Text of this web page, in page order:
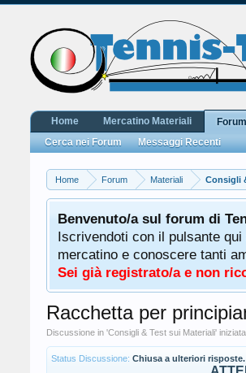
Home Forum Materiali Consigli
Benvenuto/a sul forum di
Iscrivendoti con il pulsante
mercatino e conoscere tanti
Sei già registrato/a e non
Racchetta per
Discussione in 'Consigli & Test sui Materiali'
Status Discussione: Chiusa a ulteriori risposte.
Home Mercatino Materiali
Forum
Cerca nei Forum
Messaggi Recenti